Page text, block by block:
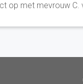
op met mevrouw C.